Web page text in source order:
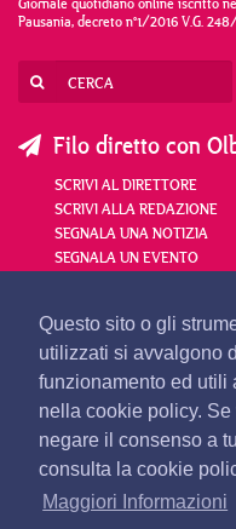
Questo sito o gli
utilizzati si avvalgono
funzionamento ed utili
nella cookie policy.
negare il consenso a
consulta la cookie
Maggiori Informazioni
Pausania, decreto n°1/2016 V.G.
Filo diretto con
SCRIVI AL DIRETTORE
SCRIVI ALLA REDAZIONE
SEGNALA UNA NOTIZIA
SEGNALA UN EVENTO
REDAZIONE PUBBLICITÀ